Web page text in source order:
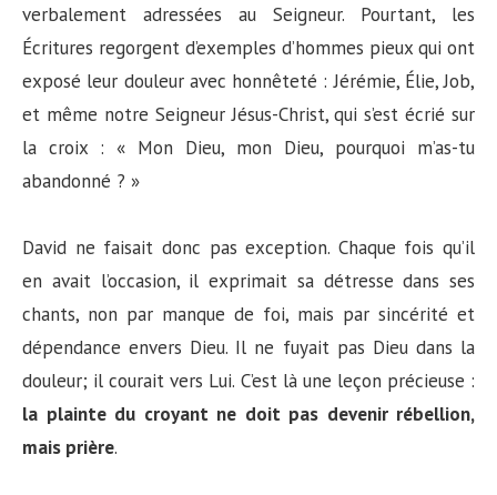
verbalement adressées au Seigneur. Pourtant, les
Écritures regorgent d’exemples d’hommes pieux qui ont
exposé leur douleur avec honnêteté : Jérémie, Élie, Job,
et même notre Seigneur Jésus-Christ, qui s’est écrié sur
la croix : « Mon Dieu, mon Dieu, pourquoi m’as-tu
abandonné ? »
David ne faisait donc pas exception. Chaque fois qu’il
en avait l’occasion, il exprimait sa détresse dans ses
chants, non par manque de foi, mais par sincérité et
dépendance envers Dieu. Il ne fuyait pas Dieu dans la
douleur; il courait vers Lui. C’est là une leçon précieuse :
la plainte du croyant ne doit pas devenir rébellion,
mais prière.